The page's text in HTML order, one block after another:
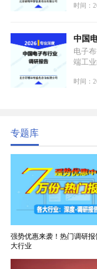
道。
业。
时间：
中国
电子
端工
生产
时间：
专题库
强势优惠来袭！热门调研报
大行业